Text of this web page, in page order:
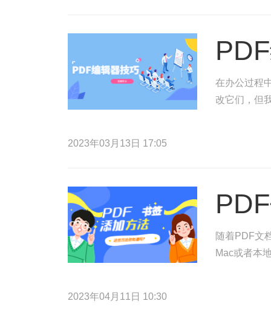
在办公过程
改它们，但
2023年03月13日 17:05
随着PDF文
Mac或者本
2023年04月11日 10:30